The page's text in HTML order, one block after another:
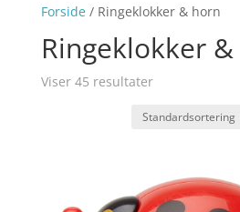
Forside/ Ringeklokker & horn
Ringeklokker
Viser 45 resultater